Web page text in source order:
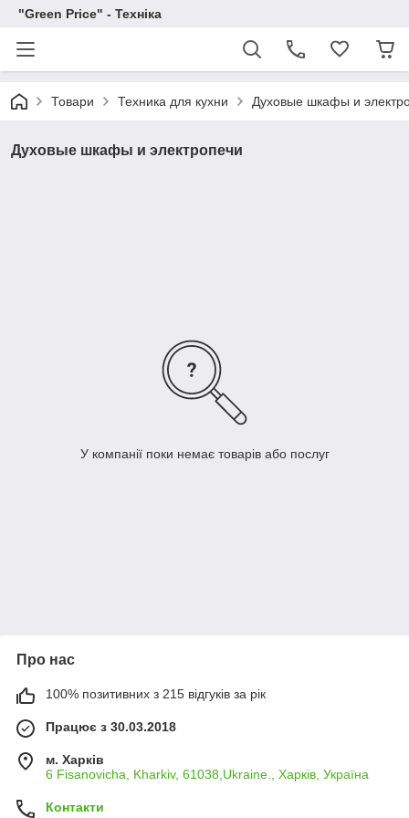
"Green Price" - Техніка
Товари Техника для кухни Духовые шкафы и
Духовые шкафы и электропечи
У компанії поки немає товарів або послуг
Про нас
100% позитивних з 215 відгуків за рік
Працює з 30.03.2018
м. Харків
6 Fisanovicha, Kharkiv, 61038,Ukraine., Харків, Україна
Контакти